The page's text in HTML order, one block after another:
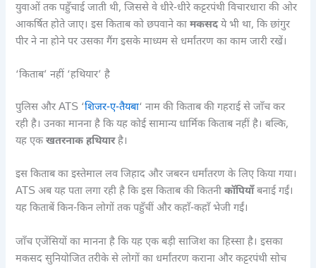
युवाओं तक पहुँचाई जाती थी, जिससे वे धीरे-धीरे कट्टरपंथी विचारधारा की ओर
आकर्षित होते जाए। इस किताब को छपवाने कामकसदये भी था, कि छांगुर
पीर ने ना होने पर उसका गैंग इसके माध्यम से धर्मांतरण का काम जारी रखें।
‘किताब’ नहीं ‘हथियार’ है
पुलिस और ATS ‘शिजर-ए-तैयबा‘ नाम की किताब की गहराई से जाँच कर
रही है। उनका मानना है कि यह कोई सामान्य धार्मिक किताब नहीं है। बल्कि,
यह एकखतरनाक हथियारहै।
इस किताब का इस्तेमाल लव जिहाद और जबरन धर्मांतरण के लिए किया गया।
ATS अब यह पता लगा रही है कि इस किताब की कितनीकॉपियाँबनाई गईं।
यह किताबें किन-किन लोगों तक पहुँचीं और कहाँ-कहाँ भेजी गईं।
जाँच एजेंसियों का मानना है कि यह एक बड़ी साजिश का हिस्सा है। इसका
मकसद सुनियोजित तरीके से लोगों का धर्मांतरण कराना और कट्टरपंथी सोच